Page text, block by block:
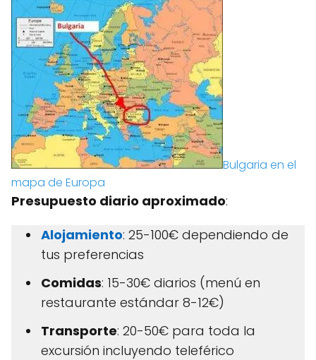
Bulgaria en el
mapa de Europa
Presupuesto diario aproximado:
Alojamiento: 25-100€ dependiendo de
tus preferencias
Comidas: 15-30€ diarios (menú en
restaurante estándar 8-12€)
Transporte: 20-50€ para toda la
excursión incluyendo teleférico